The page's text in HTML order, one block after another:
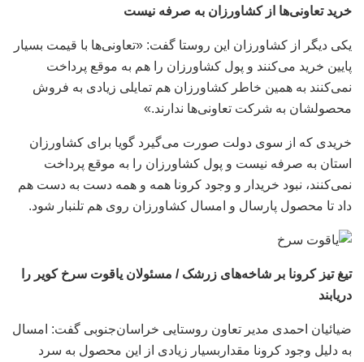
خرید تعاونی‌ها از کشاورزان به صرفه نیست
یکی دیگر از کشاورزان این روستا گفت: «تعاونی‌ها با قیمت بسیار
پایین خرید می‌کنند و پول کشاورزان را هم به موقع پرداخت
نمی‌کنند به همین خاطر کشاورزان هم تمایلی زیادی به فروش
محصولشان به شرکت تعاونی‌ها ندارند.»
خریدی که از سوی دولت صورت می‌گیرد گویا برای کشاورزان
استان به صرفه نیست و پول کشاورزان را به موقع پرداخت
نمی‌کنند، نبود خریدار و وجود کرونا همه و همه دست به دست هم
داد تا محصول پارسال و امسال کشاورزان روی هم تلنبار شود.
تیغ تیز کرونا بر شاخه‌های زرشک / مسئولان یاقوت سرخ کویر را
دریابند
ضیائیان احمدی مدیر تعاون روستایی خراسان‌جنوبی گفت: امسال
به دلیل وجود کرونا مقداربسیار زیادی از این محصول به سرد